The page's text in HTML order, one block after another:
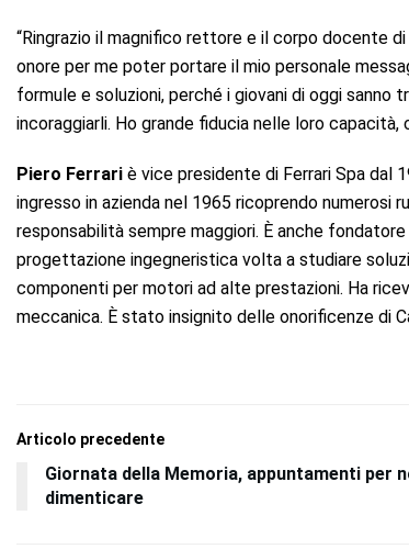
“Ringrazio il magnifico rettore e il corpo docente di
onore per me poter portare il mio personale
formule e soluzioni, perché i giovani di oggi
incoraggiarli. Ho grande fiducia nelle loro
Piero Ferrari è vice presidente di Ferrari Spa dal
ingresso in azienda nel 1965 ricoprendo numerosi
responsabilità sempre maggiori. È anche
progettazione ingegneristica volta a studiare
componenti per motori ad alte prestazioni. Ha
meccanica. È stato insignito delle onorificenze di
Articolo precedente
Giornata della Memoria, appuntamenti per
dimenticare